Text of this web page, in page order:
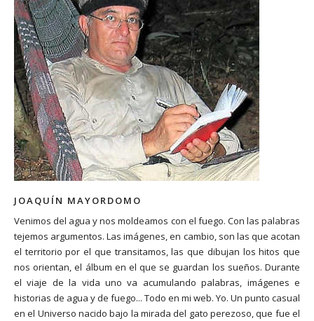
JOAQUÍN MAYORDOMO
Venimos del agua y nos moldeamos con el fuego. Con las palabras
tejemos argumentos. Las imágenes, en cambio, son las que acotan
el territorio por el que transitamos, las que dibujan los hitos que
nos orientan, el álbum en el que se guardan los sueños. Durante
el viaje de la vida uno va acumulando palabras, imágenes e
historias de agua y de fuego... Todo en mi web. Yo. Un punto casual
en el Universo nacido bajo la mirada del gato perezoso, que fue el